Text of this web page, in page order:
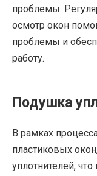
проблемы.
осмотр окон
проблемы и
работу.
Подушка
В рамках
пластиковых
уплотнителей,